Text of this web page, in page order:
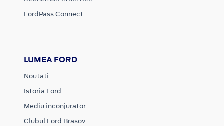
FordPass Connect
LUMEA FORD
Noutati
Istoria Ford
Mediu inconjurator
Clubul Ford Brasov